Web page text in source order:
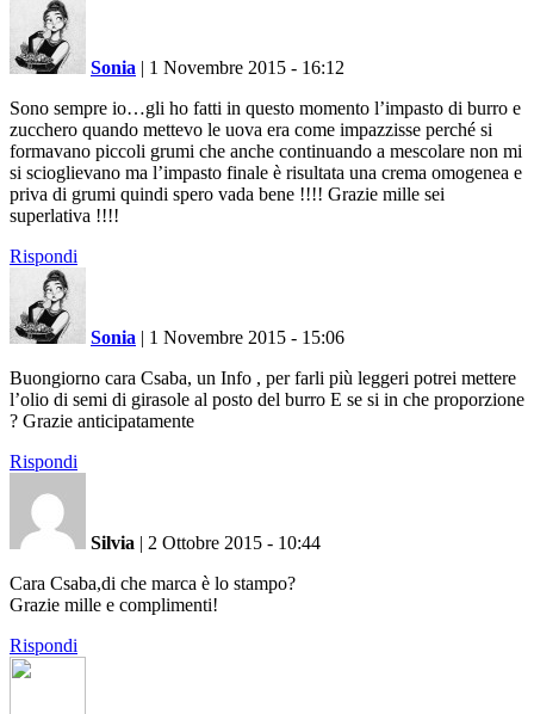
Sonia | 1 Novembre 2015 - 16:12
Sono sempre io…gli ho fatti in questo momento l’impasto di burro e
zucchero quando mettevo le uova era come impazzisse perché si
formavano piccoli grumi che anche continuando a mescolare non mi
si scioglievano ma l’impasto finale è risultata una crema omogenea e
priva di grumi quindi spero vada bene !!!! Grazie mille sei
superlativa !!!!
Rispondi
Sonia | 1 Novembre 2015 - 15:06
Buongiorno cara Csaba, un Info , per farli più leggeri potrei mettere
l’olio di semi di girasole al posto del burro E se si in che proporzione
? Grazie anticipatamente
Rispondi
Silvia | 2 Ottobre 2015 - 10:44
Cara Csaba,di che marca è lo stampo?
Grazie mille e complimenti!
Rispondi